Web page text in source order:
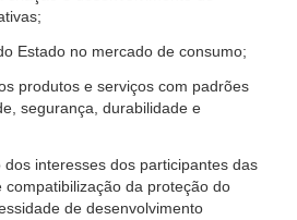
no mercado de consumo;
e serviços com padrões
segurança, durabilidade e
dos interesses dos participantes das
compatibilização da proteção do
de desenvolvimento